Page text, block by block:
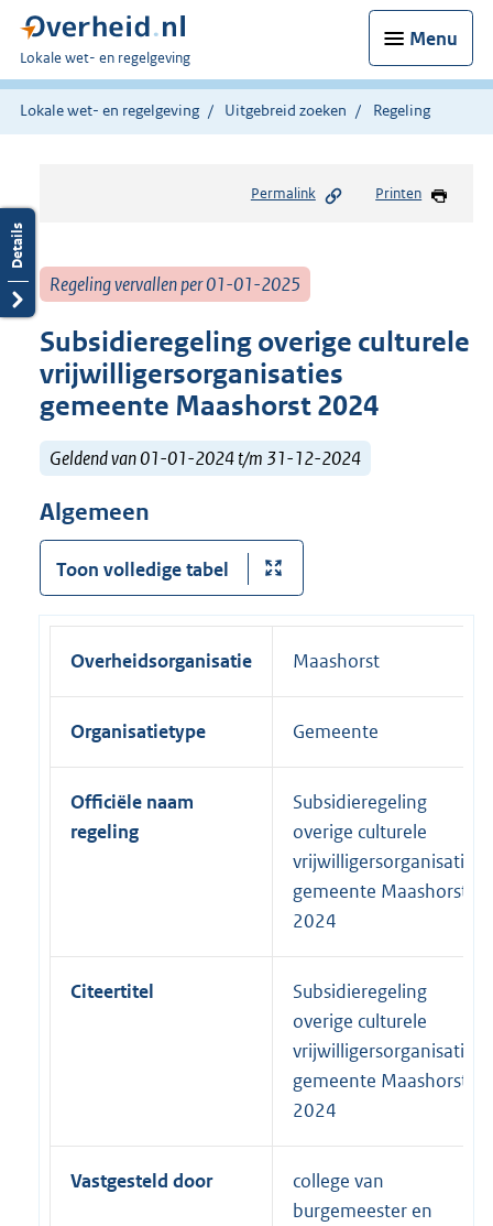
Menu
U
bent
hier:
Lokale wet- en regelgeving
Lokale wet- en regelgeving Uitgebreid zoeken Regeling
Permalink Printen
Regeling vervallen per 01-01-2025
Subsidieregeling overige culturele
vrijwilligersorganisaties
gemeente Maashorst 2024
Geldend van 01-01-2024 t/m 31-12-2024
Algemeen
Toon volledige tabel
Overheidsorganisatie Maashorst
Organisatietype Gemeente
Officiële naam
regeling
Subsidieregeling
overige culturele
vrijwilligersorganisaties
gemeente Maashorst
2024
Citeertitel
Subsidieregeling
overige culturele
vrijwilligersorganisaties
gemeente Maashorst
2024
Vastgesteld door
college van
burgemeester en